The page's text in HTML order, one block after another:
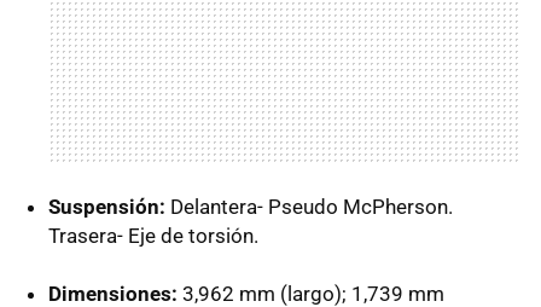
Suspensión: Delantera- Pseudo McPherson.
Trasera- Eje de torsión.
Dimensiones: 3,962 mm (largo); 1,739 mm